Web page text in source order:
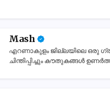
Mash
എറണാകുളം ജില്ലയിലെ ഒരു
ചിന്തിപ്പിച്ചും കൗതുകങ്ങൾ